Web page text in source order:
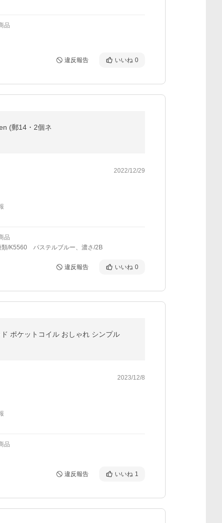
品
違反報告 いいね 0
(郵14・2個ネ
2022/12/29
品
類/K5560 パステルブルー、濃さ/2B
違反報告 いいね 0
ポケットコイル おしゃれ シンプル
2023/12/8
品
違反報告 いいね 1